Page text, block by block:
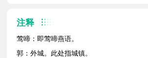
注释
莺啼：即莺啼燕语。
郭：外城。此处指城镇。